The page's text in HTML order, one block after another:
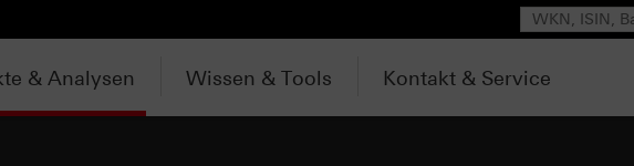
Suche
& Analysen Wissen & Tools Kontakt & Service